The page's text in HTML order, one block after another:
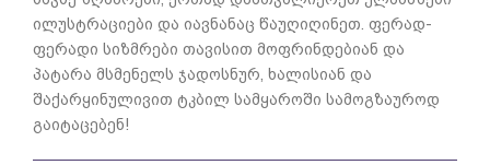
ილუსტრაციები და იავნანაც წაუღიღინეთ. ფერად-
ფერადი სიზმრები თავისით მოფრინდებიან და
პატარა მსმენელს ჯადოსნურ, ხალისიან და
შაქარყინულივით ტკბილ სამყაროში სამოგზაუროდ
გაიტაცებენ!